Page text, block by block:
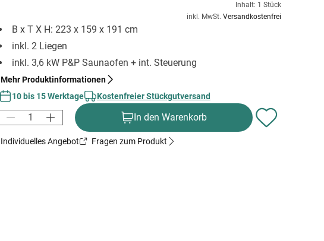
Inhalt: 1 Stück
inkl. MwSt. Versandkostenfrei
B x T X H: 223 x 159 x 191 cm
inkl. 2 Liegen
inkl. 3,6 kW P&P Saunaofen + int. Steuerung
Mehr Produktinformationen
10 bis 15 Werktage
Kostenfreier Stückgutversand
In den Warenkorb
Individuelles Angebot Fragen zum Produkt